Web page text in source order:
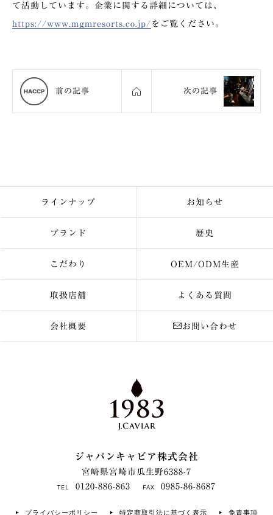
て活動しています。企業に関する詳細については、
https://www.mgmresorts.co.jp/ をご覧ください。
前の記事 次の記事
ラインナップ お知らせ
ブランド 歴史
こだわり OEM/ODM生産
取扱店舗 よくある質問
会社概要 お問い合わせ
ジャパンキャビア株式会社
宮崎県宮崎市瓜生野6388-7
TEL 0120-886-863 FAX 0985-86-8687
プライバシーポリシー 特定商取引法に基づく表示 免責事項